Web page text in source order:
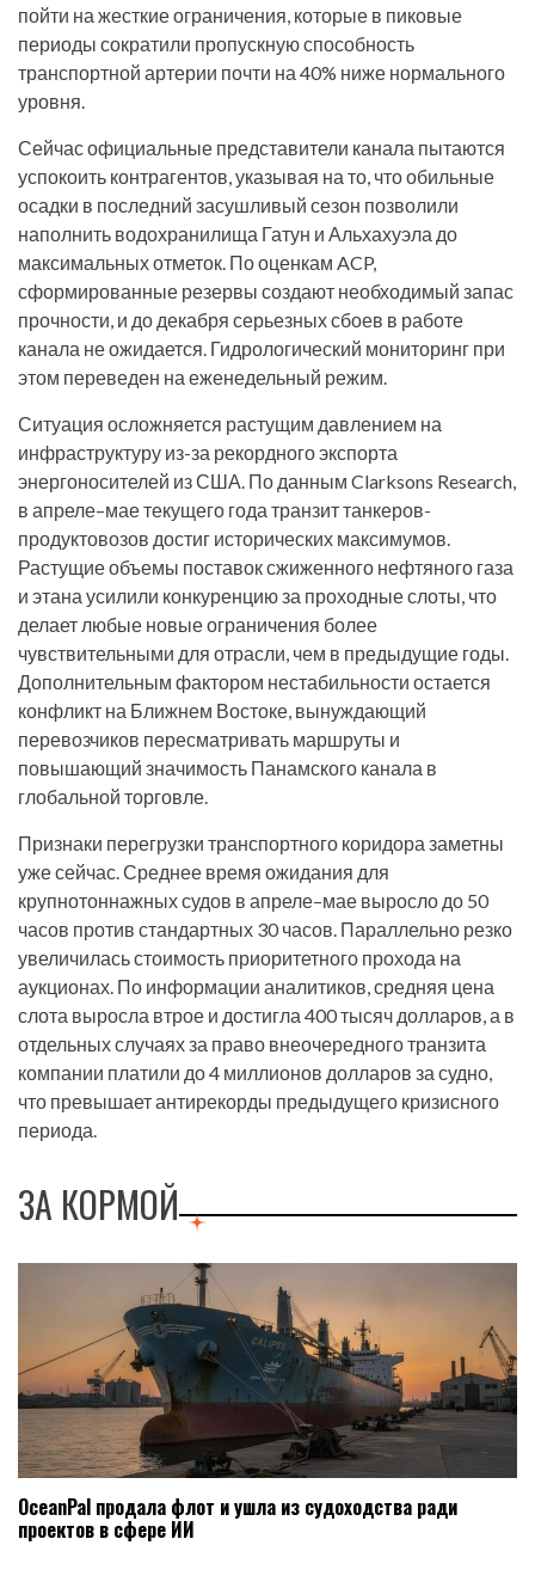
пойти на жесткие ограничения, которые в пиковые
периоды сократили пропускную способность
транспортной артерии почти на 40% ниже нормального
уровня.
Сейчас официальные представители канала пытаются
успокоить контрагентов, указывая на то, что обильные
осадки в последний засушливый сезон позволили
наполнить водохранилища Гатун и Альхахуэла до
максимальных отметок. По оценкам ACP,
сформированные резервы создают необходимый запас
прочности, и до декабря серьезных сбоев в работе
канала не ожидается. Гидрологический мониторинг при
этом переведен на еженедельный режим.
Ситуация осложняется растущим давлением на
инфраструктуру из-за рекордного экспорта
энергоносителей из США. По данным Clarksons Research,
в апреле–мае текущего года транзит танкеров-
продуктовозов достиг исторических максимумов.
Растущие объемы поставок сжиженного нефтяного газа
и этана усилили конкуренцию за проходные слоты, что
делает любые новые ограничения более
чувствительными для отрасли, чем в предыдущие годы.
Дополнительным фактором нестабильности остается
конфликт на Ближнем Востоке, вынуждающий
перевозчиков пересматривать маршруты и
повышающий значимость Панамского канала в
глобальной торговле.
Признаки перегрузки транспортного коридора заметны
уже сейчас. Среднее время ожидания для
крупнотоннажных судов в апреле–мае выросло до 50
часов против стандартных 30 часов. Параллельно резко
увеличилась стоимость приоритетного прохода на
аукционах. По информации аналитиков, средняя цена
слота выросла втрое и достигла 400 тысяч долларов, а в
отдельных случаях за право внеочередного транзита
компании платили до 4 миллионов долларов за судно,
что превышает антирекорды предыдущего кризисного
периода.
ЗА КОРМОЙ
OceanPal продала флот и ушла из судоходства ради
проектов в сфере ИИ